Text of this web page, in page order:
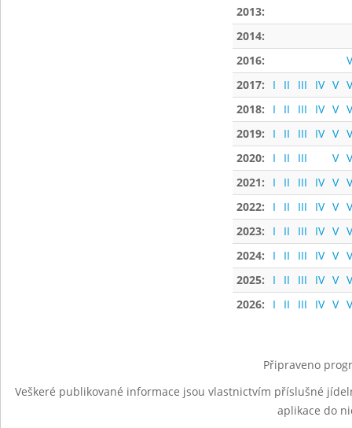
2013:
2014:
2016:
2017:
I II III IV V
2018:
I II III IV V
2019:
I II III IV V
2020:
I II III V
2021:
I II III IV V
2022:
I II III IV V
2023:
I II III IV V
2024:
I II III IV V
2025:
I II III IV V
2026:
I II III IV V
Připraveno
Veškeré publikované informace jsou vlastnictvím příslušné
aplikace do